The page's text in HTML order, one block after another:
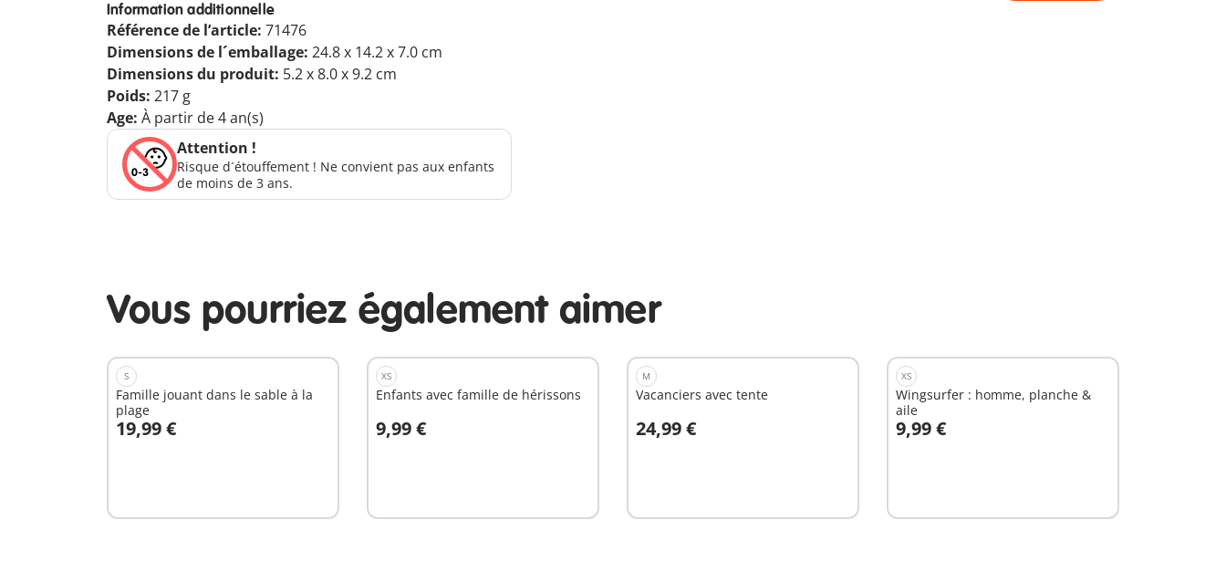
Information additionnelle
Référence de l’article: 71476
Dimensions de l´emballage: 24.8 x 14.2 x 7.0 cm
Dimensions du produit: 5.2 x 8.0 x 9.2 cm
Poids: 217 g
Age: À partir de 4 an(s)
Attention !
Risque d´étouffement ! Ne convient pas aux enfants
de moins de 3 ans.
Vous pourriez également aimer
S
Famille jouant dans le sable à la
plage
19,99 €
Au panier
XS
Enfants avec famille de hérissons
9,99 €
Au panier
M
Vacanciers avec tente
24,99 €
Au panier
XS
Wingsurfer : homme, planche &
aile
9,99 €
Au panier